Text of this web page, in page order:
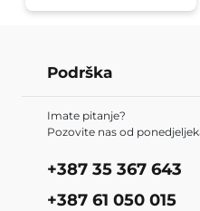
Podrška
Imate pitanje?
Pozovite nas od
+387 35 367 643
+387 61 050 015